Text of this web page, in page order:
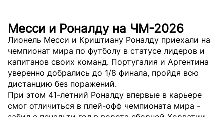
Месси и Роналду на ЧМ-2026
Лионель Месси и Криштиану Роналду приехали на
чемпионат мира по футболу в статусе лидеров и
капитанов своих команд. Португалия и Аргентина
уверенно добрались до 1/8 финала, пройдя всю
дистанцию без поражений.
При этом 41-летний Роналду впервые в карьере
смог отличиться в плей-офф чемпионата мира -